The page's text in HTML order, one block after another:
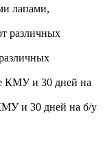
лапами,
и 30 дней на б/у